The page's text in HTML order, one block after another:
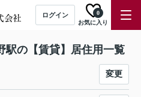
ログイン
お気に入り
0
駅の【賃貸】居住用一覧
変更